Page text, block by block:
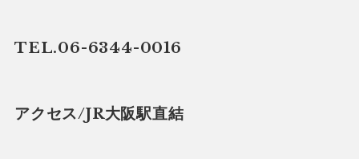
TEL.06-6344-0016
アクセス/JR大阪駅直結